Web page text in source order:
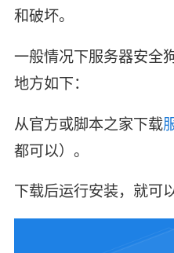
和破坏。
一般情况下服务器安全
地方如下：
从官方或脚本之家下载
都可以）。
下载后运行安装，就可